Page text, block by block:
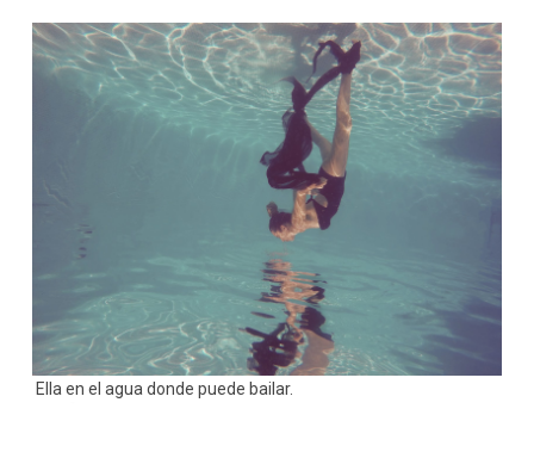
Ella en el agua donde puede bailar.